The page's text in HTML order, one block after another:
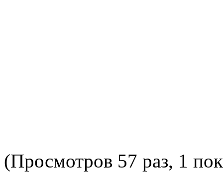
(Просмотров 57 раз, 1